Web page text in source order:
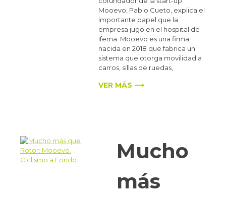
Mooevo, Pablo Cueto, explica el
importante papel que la
empresa jugó en el hospital de
Ifema. Mooevo es una firma
nacida en 2018 que fabrica un
sistema que otorga movilidad a
carros, sillas de ruedas,
VER MÁS ⟶
Mucho
más